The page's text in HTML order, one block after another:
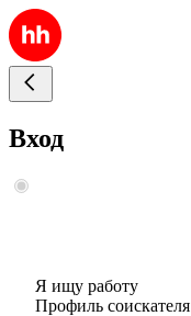
Вход
Я ищу работу
Профиль соискателя